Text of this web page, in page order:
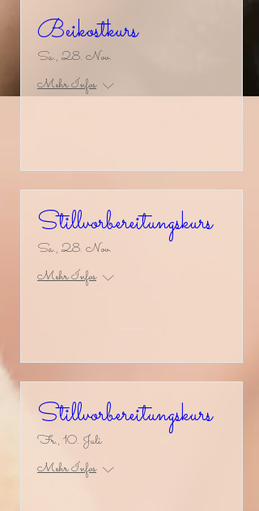
Beikostkurs
Sa., 28. Nov.
Mehr Infos
Stillvorbereitungskurs
Sa., 28. Nov.
Mehr Infos
Stillvorbereitungskurs
Fr., 10. Juli
Mehr Infos